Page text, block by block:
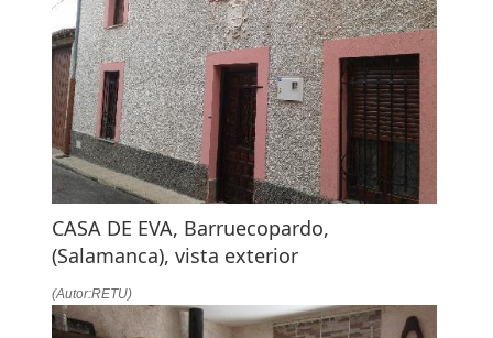
NAVEGACIÓN
CASA DE EVA, Barruecopardo,
(Salamanca), vista exterior
(Autor:RETU)